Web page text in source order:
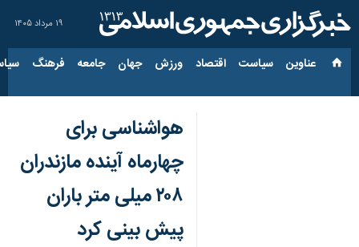
۱۹ مرداد ۱۴۰۵
عناوین‌ سیاست اقتصاد ورزش جهان جامعه فرهنگ
هواشناسی برای
چهارماه آینده مازندران
۲۰۸ میلی متر باران
پیش بینی کرد